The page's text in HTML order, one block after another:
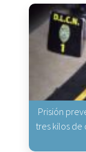
Prisión
tres kilos